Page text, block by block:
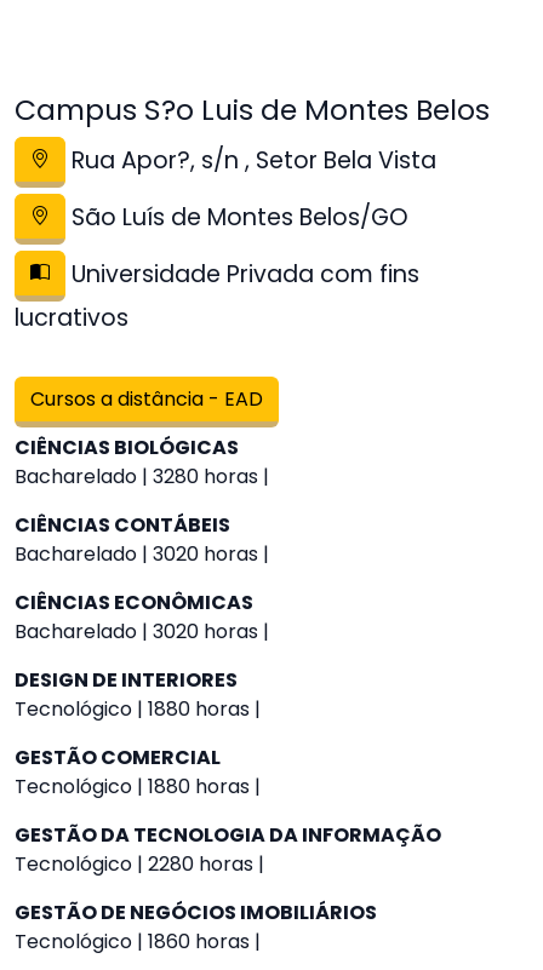
Campus S?o Luis de Montes Belos
Rua Apor?, s/n , Setor Bela Vista
São Luís de Montes Belos/GO
Universidade Privada com fins
lucrativos
Cursos a distância - EAD
CIÊNCIAS BIOLÓGICAS
Bacharelado | 3280 horas |
CIÊNCIAS CONTÁBEIS
Bacharelado | 3020 horas |
CIÊNCIAS ECONÔMICAS
Bacharelado | 3020 horas |
DESIGN DE INTERIORES
Tecnológico | 1880 horas |
GESTÃO COMERCIAL
Tecnológico | 1880 horas |
GESTÃO DA TECNOLOGIA DA INFORMAÇÃO
Tecnológico | 2280 horas |
GESTÃO DE NEGÓCIOS IMOBILIÁRIOS
Tecnológico | 1860 horas |